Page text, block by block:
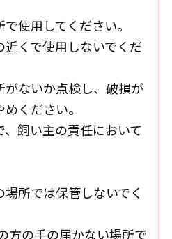
使用してください。
くで使用しないでくだ
ないか点検し、破損が
ください。
飼い主の責任において
所では保管しないでく
方の手の届かない場所で